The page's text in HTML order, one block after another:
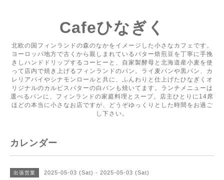
Cafeひなぎく
北欧の国フィンランドの森のなかをイメージした小さなカフェです。
ヨーロッパ地方で古くから親しまれているバター焙煎豆を丁寧に手挽
きしハンドドリップするコーヒーと、自家製酵母と北海道産小麦を使
って店内で焼き上げるフィンランドのパン。ライ麦パンや黒パン、カ
レリアパイやシナモンロールと共に、ふんわりと仕上げたひなぎくオ
リジナルのカルピスバターの白パンも焼いてます。ランチメニューは
選べるパンに、フィンランドの家庭料理とスープ。店主ひとりに14席
ほどの本当に小さなお店ですが、どうぞゆっくりとした時間をお過ご
し下さい。
カレンダー
出張営業 2025-05-03 (Sat) - 2025-05-03 (Sat)